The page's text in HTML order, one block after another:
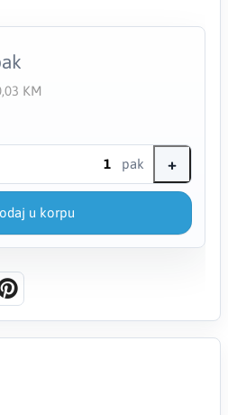
KM
pak +
u korpu